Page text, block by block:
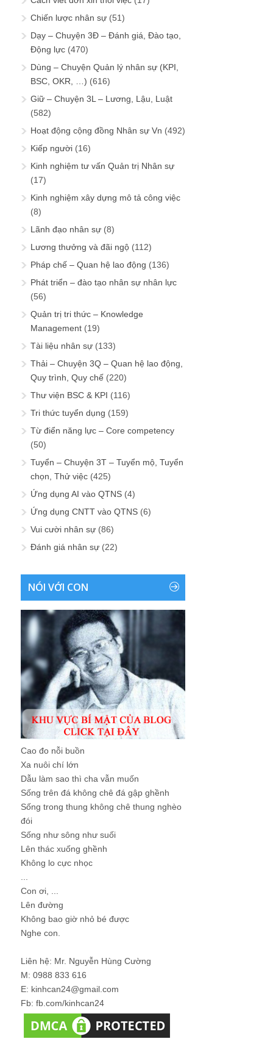
Chiến lược nhân sự (51)
Dạy – Chuyện 3Đ – Đánh giá, Đào tạo,
Động lực (470)
Dùng – Chuyện Quản lý nhân sự (KPI,
BSC, OKR, …) (616)
Giữ – Chuyện 3L – Lương, Lậu, Luật
(582)
Hoạt động cộng đồng Nhân sự Vn (492)
Kiếp người (16)
Kinh nghiệm tư vấn Quản trị Nhân sự
(17)
Kinh nghiệm xây dựng mô tả công việc
(8)
Lãnh đạo nhân sự (8)
Lương thưởng và đãi ngộ (112)
Pháp chế – Quan hệ lao động (136)
Phát triển – đào tạo nhân sự nhân lực
(56)
Quản trị tri thức – Knowledge
Management (19)
Tài liệu nhân sự (133)
Thải – Chuyện 3Q – Quan hệ lao động,
Quy trình, Quy chế (220)
Thư viện BSC & KPI (116)
Tri thức tuyển dụng (159)
Từ điển năng lực – Core competency
(50)
Tuyển – Chuyện 3T – Tuyển mộ, Tuyển
chọn, Thử việc (425)
Ứng dụng AI vào QTNS (4)
Ứng dụng CNTT vào QTNS (6)
Vui cười nhân sự (86)
Đánh giá nhân sự (22)
NÓI VỚI CON
Cao đo nỗi buồn
Xa nuôi chí lớn
Dẫu làm sao thì cha vẫn muốn
Sống trên đá không chê đá gập ghềnh
Sống trong thung không chê thung nghèo
đói
Sống như sông như suối
Lên thác xuống ghềnh
Không lo cực nhọc
Con ơi, ...
Lên đường
Không bao giờ nhỏ bé được
Nghe con.
Liên hệ: Mr. Nguyễn Hùng Cường
M: 0988 833 616
E: kinhcan24@gmail.com
Fb: fb.com/kinhcan24